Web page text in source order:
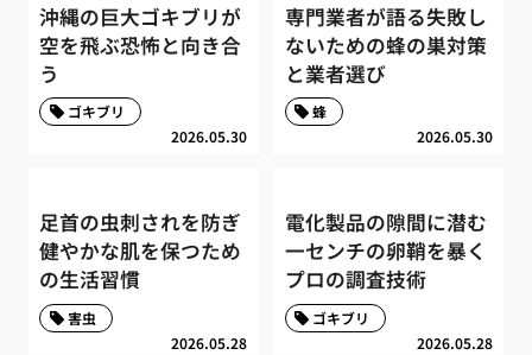
沖縄の巨大ゴキブリが
空を飛ぶ恐怖と向き合
う
2026.05.30
ゴキブリ
専門業者が語る失敗し
ないための蜂の巣対策
と業者選び
2026.05.30
蜂
足首の虫刺されを防ぎ
健やかな肌を保つため
の生活習慣
2026.05.28
害虫
電化製品の隙間に潜む
一センチの卵鞘を暴く
プロの調査技術
2026.05.28
ゴキブリ